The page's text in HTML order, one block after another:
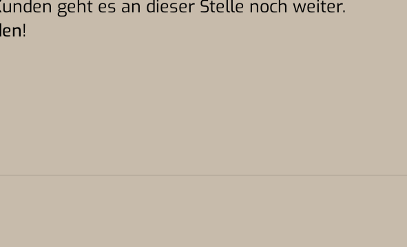
geht es an dieser Stelle noch weiter.
!